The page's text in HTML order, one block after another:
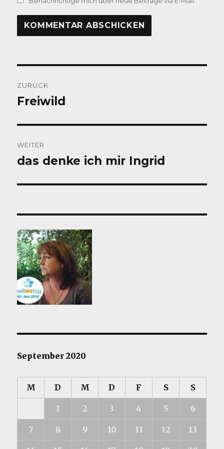
ZURÜCK
Vorheriger
Freiwild
WEITER
Nächster
das denke ich mir Ingrid
September 2020
M D M D F S S
1 2 3 4 5 6
7 8 9 10 11 12 13